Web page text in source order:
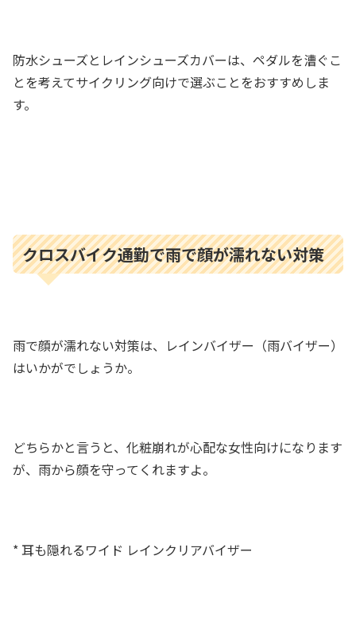
防水シューズとレインシューズカバーは、ペダルを漕ぐこ
とを考えてサイクリング向けで選ぶことをおすすめしま
す。
クロスバイク通勤で雨で顔が濡れない対策
雨で顔が濡れない対策は、レインバイザー（雨バイザー）
はいかがでしょうか。
どちらかと言うと、化粧崩れが心配な女性向けになります
が、雨から顔を守ってくれますよ。
* 耳も隠れるワイド レインクリアバイザー